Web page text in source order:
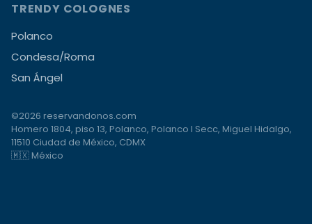
TRENDY COLOGNES
Polanco
Condesa/Roma
San Ángel
©2026 reservandonos.com
Homero 1804, piso 13, Polanco, Polanco I Secc, Miguel Hidalgo,
11510 Ciudad de México, CDMX
🇲🇽 México